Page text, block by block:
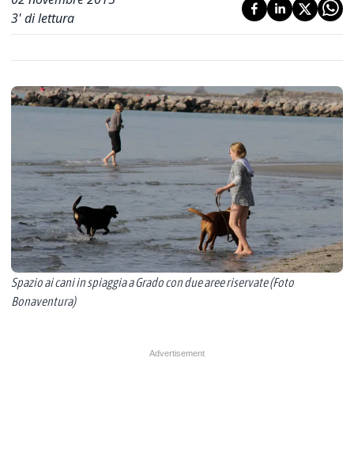
3' di lettura
Spazio ai cani in spiaggia a Grado con due aree riservate (Foto
Bonaventura)